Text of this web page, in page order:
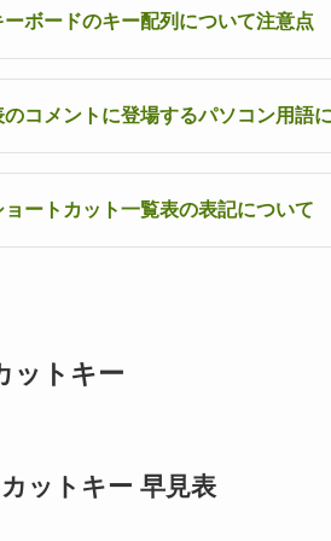
ーボードのキー配列について注意点
のコメントに登場するパソコン用語
ョートカット一覧表の表記について
ットキー
ットキー 早見表